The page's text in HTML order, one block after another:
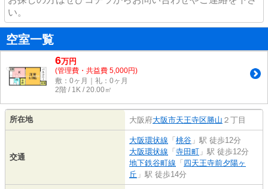
い。
空室一覧
6万円
(管理費・共益費 5,000円)
敷：0ヶ月｜礼：0ヶ月
2階 / 1K / 20.00㎡
所在地 大阪府大阪市天王寺区勝山 ２丁目
交通
大阪環状線 「 桃谷 」駅 徒歩12分
大阪環状線 「 寺田町 」駅 徒歩12分
地下鉄谷町線 「 四天王寺前夕陽ヶ
丘 」駅 徒歩14分